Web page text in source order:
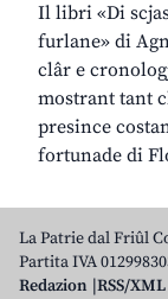
Il libri «Di
furlane» di
clâr e
mostrant tant
presince
fortunade di
La Patrie dal Friûl
Partita IVA
Redazion RSS/XML